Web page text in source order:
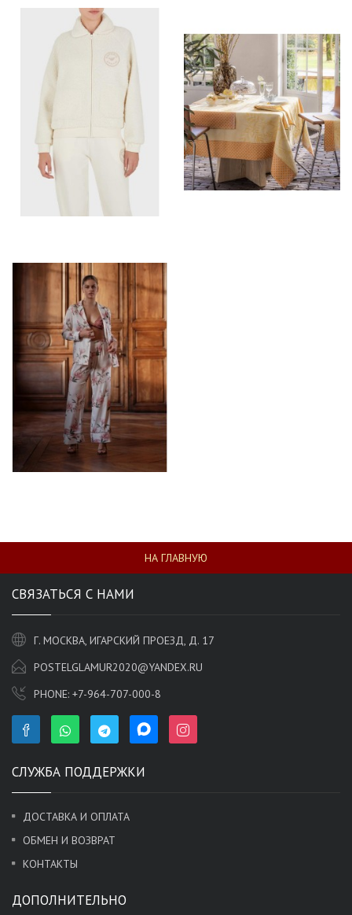
НА ГЛАВНУЮ
СВЯЗАТЬСЯ С НАМИ
Г. МОСКВА, ИГАРСКИЙ ПРОЕЗД, Д. 17
POSTELGLAMUR2020@YANDEX.RU
PHONE: +7-964-707-000-8
СЛУЖБА ПОДДЕРЖКИ
ДОСТАВКА И ОПЛАТА
ОБМЕН И ВОЗВРАТ
КОНТАКТЫ
ДОПОЛНИТЕЛЬНО